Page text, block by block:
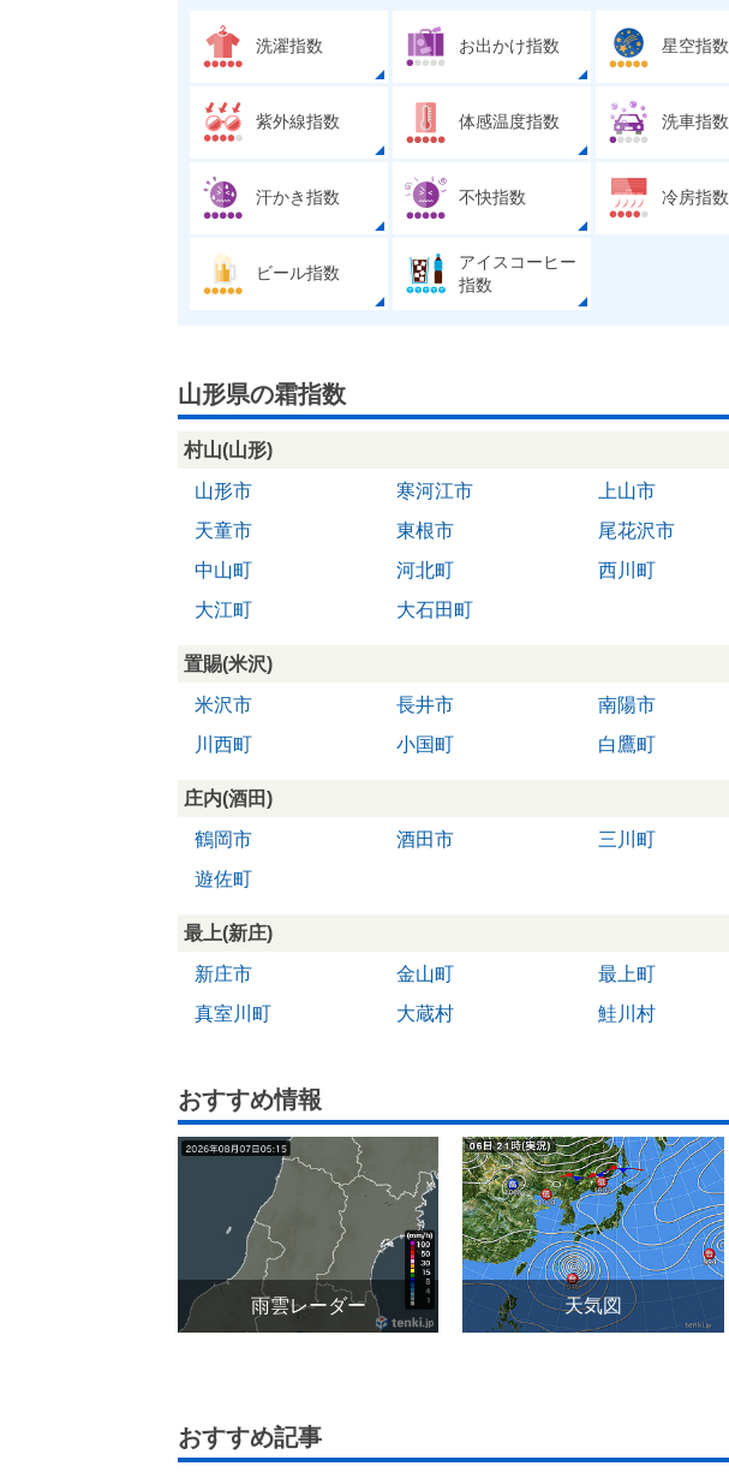
洗濯指数 お出かけ指数 星空指数
紫外線指数 体感温度指数 洗車指数
汗かき指数 不快指数 冷房指数
ビール指数
アイスコーヒー
指数
山形県の霜指数
村山(山形)
山形市
寒河江市 上山市
天童市
東根市 尾花沢市
中山町
河北町 西川町
大江町
大石田町
置賜(米沢)
米沢市
長井市 南陽市
川西町
小国町 白鷹町
庄内(酒田)
鶴岡市
酒田市 三川町
遊佐町
最上(新庄)
新庄市
金山町 最上町
真室川町
大蔵村 鮭川村
おすすめ情報
雨雲レーダー 天気図
おすすめ記事